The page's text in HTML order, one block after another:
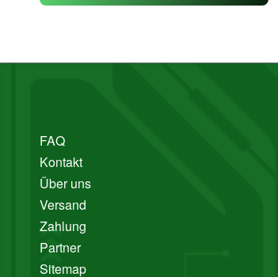
FAQ
Kontakt
Über uns
Versand
Zahlung
Partner
Sitemap